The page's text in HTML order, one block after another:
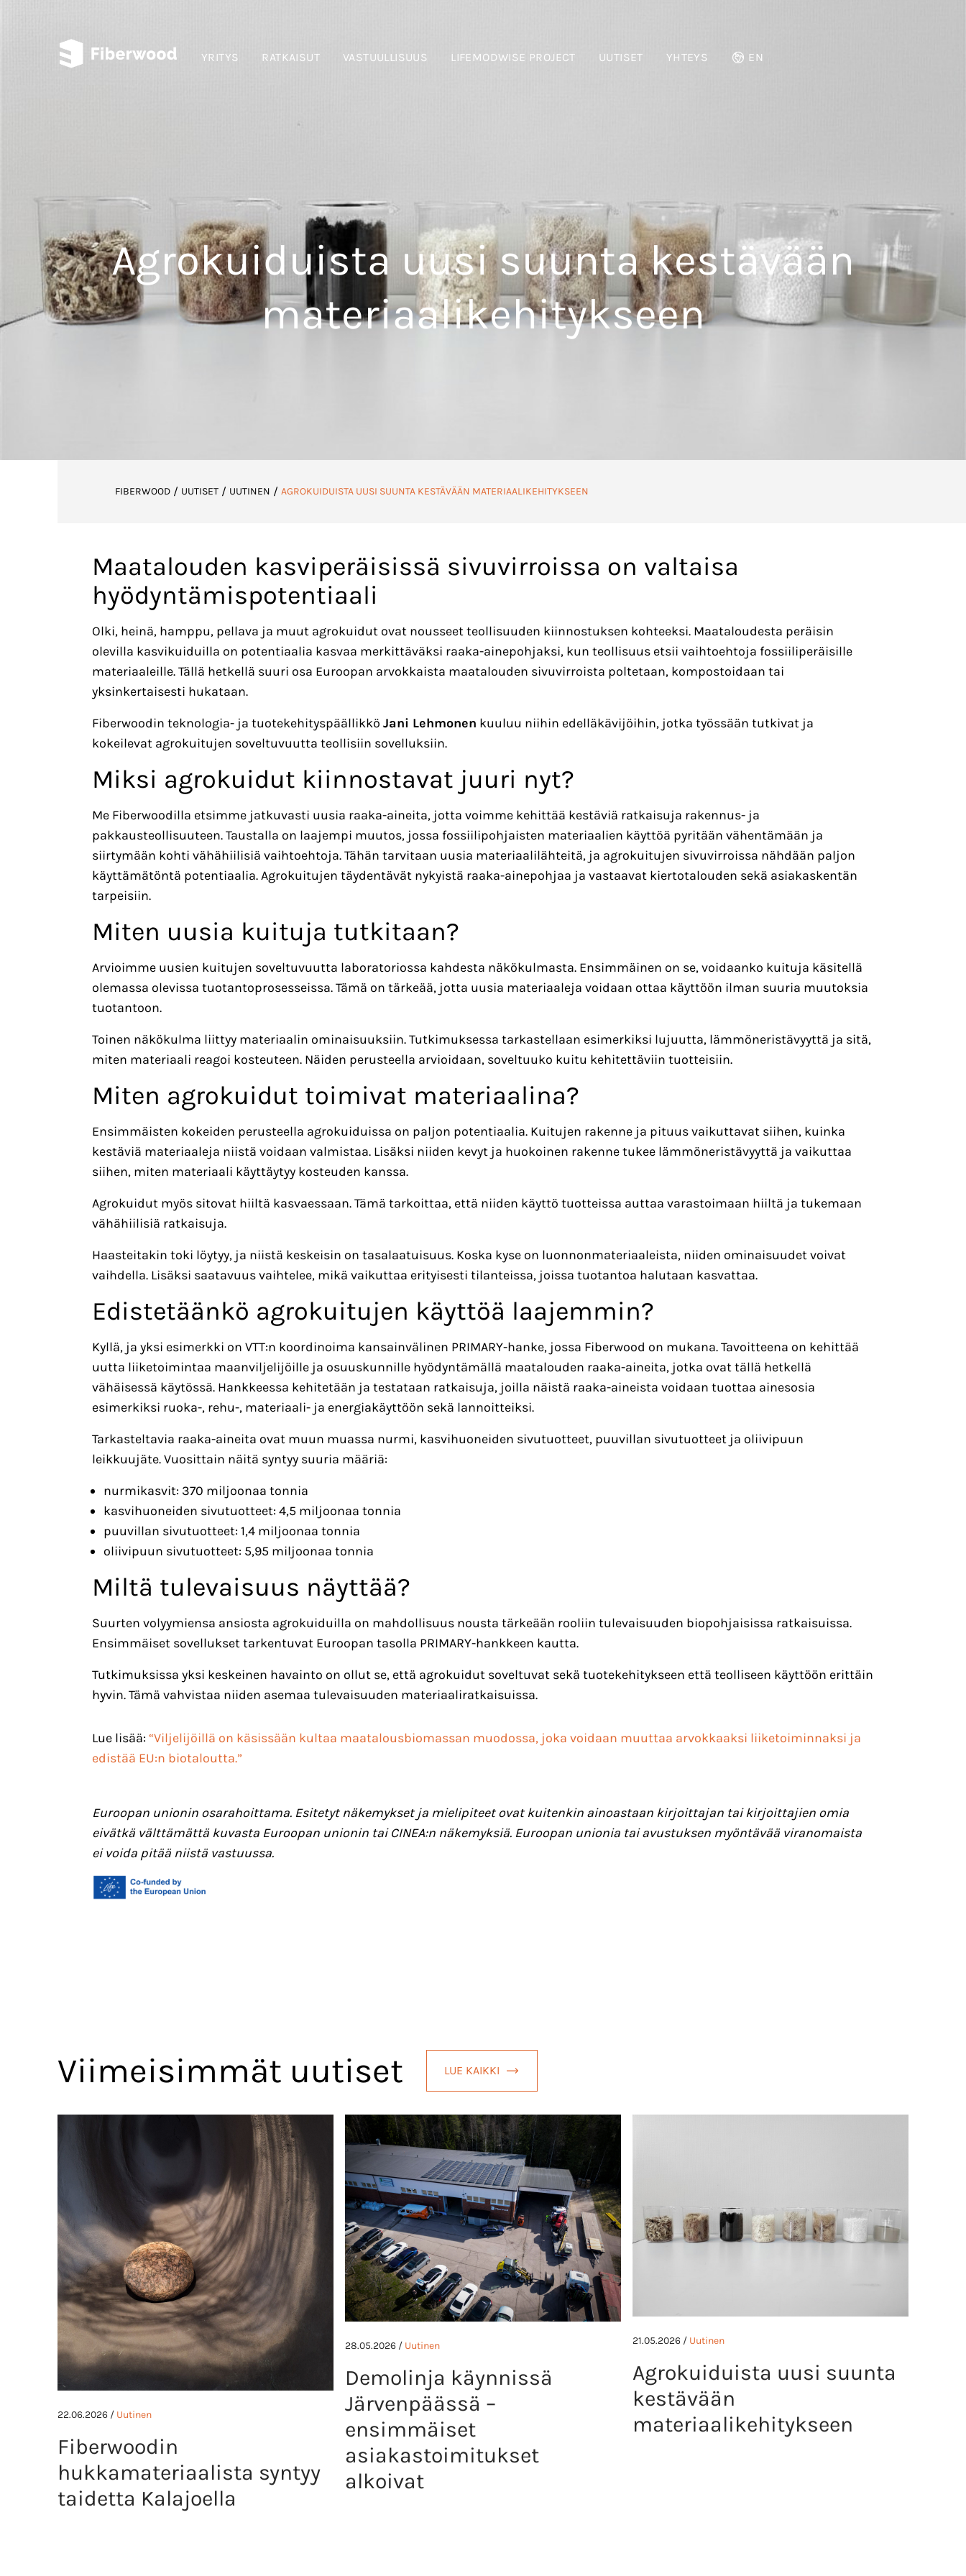
YRITYS RATKAISUT VASTUULLISUUS LIFEMODWISE PROJECT UUTISET YHTEYS EN
Agrokuiduista uusi suunta kestävään
materiaalikehitykseen
FIBERWOOD / UUTISET / UUTINEN / AGROKUIDUISTA UUSI SUUNTA KESTÄVÄÄN MATERIAALIKEHITYKSEEN
Maatalouden kasviperäisissä sivuvirroissa on valtaisa
hyödyntämispotentiaali
Olki, heinä, hamppu, pellava ja muut agrokuidut ovat nousseet teollisuuden kiinnostuksen kohteeksi. Maataloudesta peräisin
olevilla kasvikuiduilla on potentiaalia kasvaa merkittäväksi raaka-ainepohjaksi, kun teollisuus etsii vaihtoehtoja fossiiliperäisille
materiaaleille. Tällä hetkellä suuri osa Euroopan arvokkaista maatalouden sivuvirroista poltetaan, kompostoidaan tai
yksinkertaisesti hukataan.
Fiberwoodin teknologia- ja tuotekehityspäällikkö Jani Lehmonen kuuluu niihin edelläkävijöihin, jotka työssään tutkivat ja
kokeilevat agrokuitujen soveltuvuutta teollisiin sovelluksiin.
Miksi agrokuidut kiinnostavat juuri nyt?
Me Fiberwoodilla etsimme jatkuvasti uusia raaka-aineita, jotta voimme kehittää kestäviä ratkaisuja rakennus- ja
pakkausteollisuuteen. Taustalla on laajempi muutos, jossa fossiilipohjaisten materiaalien käyttöä pyritään vähentämään ja
siirtymään kohti vähähiilisiä vaihtoehtoja. Tähän tarvitaan uusia materiaalilähteitä, ja agrokuitujen sivuvirroissa nähdään paljon
käyttämätöntä potentiaalia. Agrokuitujen täydentävät nykyistä raaka-ainepohjaa ja vastaavat kiertotalouden sekä asiakaskentän
tarpeisiin.
Miten uusia kuituja tutkitaan?
Arvioimme uusien kuitujen soveltuvuutta laboratoriossa kahdesta näkökulmasta. Ensimmäinen on se, voidaanko kuituja käsitellä
olemassa olevissa tuotantoprosesseissa. Tämä on tärkeää, jotta uusia materiaaleja voidaan ottaa käyttöön ilman suuria muutoksia
tuotantoon.
Toinen näkökulma liittyy materiaalin ominaisuuksiin. Tutkimuksessa tarkastellaan esimerkiksi lujuutta, lämmöneristävyyttä ja sitä,
miten materiaali reagoi kosteuteen. Näiden perusteella arvioidaan, soveltuuko kuitu kehitettäviin tuotteisiin.
Miten agrokuidut toimivat materiaalina?
Ensimmäisten kokeiden perusteella agrokuiduissa on paljon potentiaalia. Kuitujen rakenne ja pituus vaikuttavat siihen, kuinka
kestäviä materiaaleja niistä voidaan valmistaa. Lisäksi niiden kevyt ja huokoinen rakenne tukee lämmöneristävyyttä ja vaikuttaa
siihen, miten materiaali käyttäytyy kosteuden kanssa.
Agrokuidut myös sitovat hiiltä kasvaessaan. Tämä tarkoittaa, että niiden käyttö tuotteissa auttaa varastoimaan hiiltä ja tukemaan
vähähiilisiä ratkaisuja.
Haasteitakin toki löytyy, ja niistä keskeisin on tasalaatuisuus. Koska kyse on luonnonmateriaaleista, niiden ominaisuudet voivat
vaihdella. Lisäksi saatavuus vaihtelee, mikä vaikuttaa erityisesti tilanteissa, joissa tuotantoa halutaan kasvattaa.
Edistetäänkö agrokuitujen käyttöä laajemmin?
Kyllä, ja yksi esimerkki on VTT:n koordinoima kansainvälinen PRIMARY-hanke, jossa Fiberwood on mukana. Tavoitteena on kehittää
uutta liiketoimintaa maanviljelijöille ja osuuskunnille hyödyntämällä maatalouden raaka-aineita, jotka ovat tällä hetkellä
vähäisessä käytössä. Hankkeessa kehitetään ja testataan ratkaisuja, joilla näistä raaka-aineista voidaan tuottaa ainesosia
esimerkiksi ruoka-, rehu-, materiaali- ja energiakäyttöön sekä lannoitteiksi.
Tarkasteltavia raaka-aineita ovat muun muassa nurmi, kasvihuoneiden sivutuotteet, puuvillan sivutuotteet ja oliivipuun
leikkuujäte. Vuosittain näitä syntyy suuria määriä:
nurmikasvit: 370 miljoonaa tonnia
kasvihuoneiden sivutuotteet: 4,5 miljoonaa tonnia
puuvillan sivutuotteet: 1,4 miljoonaa tonnia
oliivipuun sivutuotteet: 5,95 miljoonaa tonnia
Miltä tulevaisuus näyttää?
Suurten volyymiensa ansiosta agrokuiduilla on mahdollisuus nousta tärkeään rooliin tulevaisuuden biopohjaisissa ratkaisuissa.
Ensimmäiset sovellukset tarkentuvat Euroopan tasolla PRIMARY-hankkeen kautta.
Tutkimuksissa yksi keskeinen havainto on ollut se, että agrokuidut soveltuvat sekä tuotekehitykseen että teolliseen käyttöön erittäin
hyvin. Tämä vahvistaa niiden asemaa tulevaisuuden materiaaliratkaisuissa.
Lue lisää: “Viljelijöillä on käsissään kultaa maatalousbiomassan muodossa, joka voidaan muuttaa arvokkaaksi liiketoiminnaksi ja
edistää EU:n biotaloutta.”
Euroopan unionin osarahoittama. Esitetyt näkemykset ja mielipiteet ovat kuitenkin ainoastaan kirjoittajan tai kirjoittajien omia
eivätkä välttämättä kuvasta Euroopan unionin tai CINEA:n näkemyksiä. Euroopan unionia tai avustuksen myöntävää viranomaista
ei voida pitää niistä vastuussa.
Viimeisimmät uutiset LUE KAIKKI
22.06.2026 / Uutinen
Fiberwoodin
hukkamateriaalista syntyy
taidetta Kalajoella
28.05.2026 / Uutinen
Demolinja käynnissä
Järvenpäässä –
ensimmäiset
asiakastoimitukset
alkoivat
21.05.2026 / Uutinen
Agrokuiduista uusi suunta
kestävään
materiaalikehitykseen